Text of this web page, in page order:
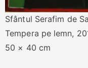
Sfântul Serafim de
Tempera pe lemn,
50 × 40 cm